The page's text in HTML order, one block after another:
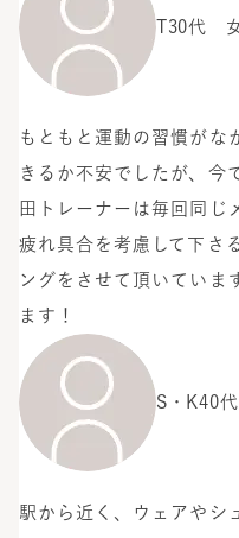
30代
もともと運動の習慣がな
きるか不安でしたが、今
田トレーナーは毎回同じ
疲れ具合を考慮して下さ
ングをさせて頂いていま
ます！
S・K40
駅から近く、ウェアやシ